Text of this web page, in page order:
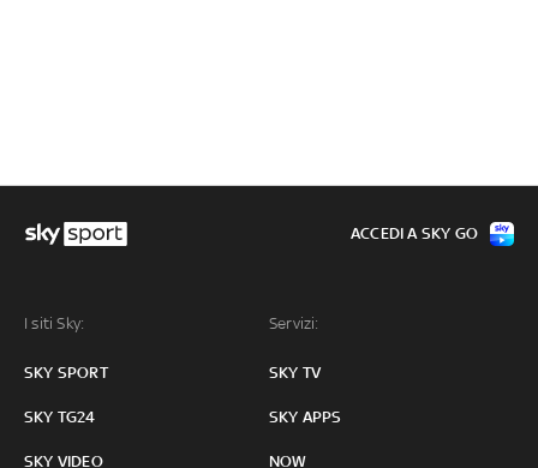
I siti Sky:
SKY SPORT
SKY TG24
SKY VIDEO
Servizi:
SKY TV
SKY APPS
NOW
ACCEDI A SKY GO